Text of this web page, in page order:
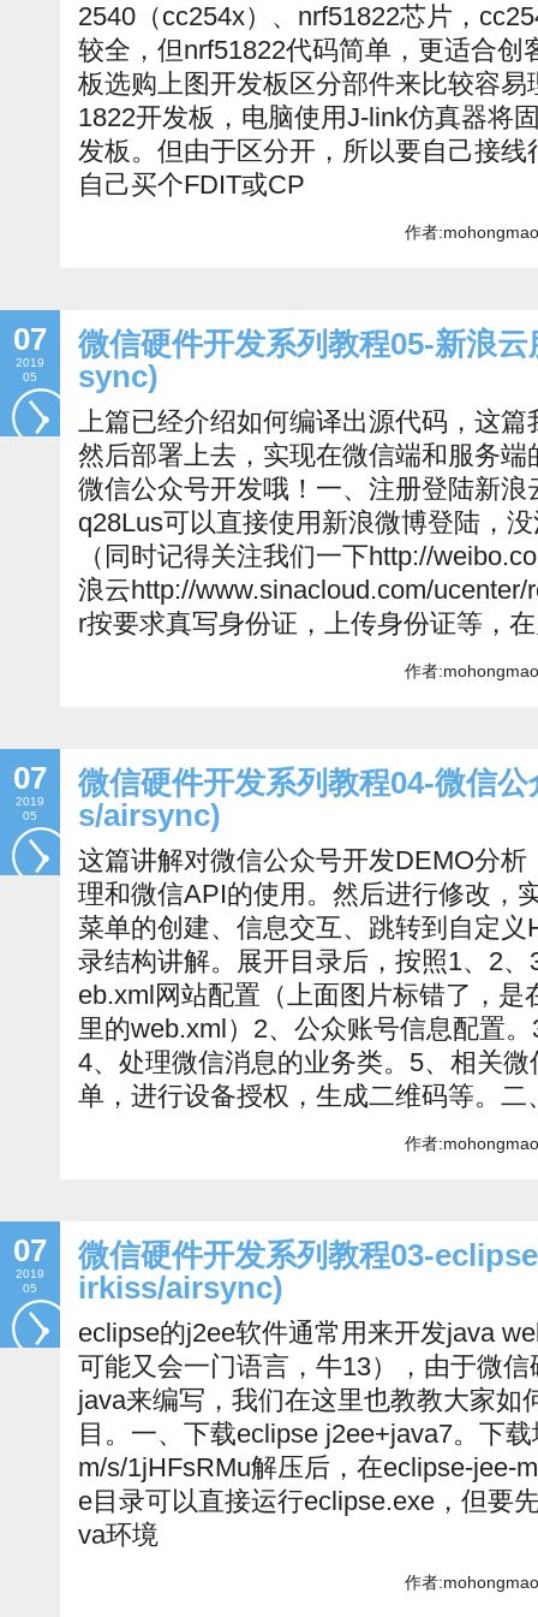
2540（cc254x）、nrf51822芯片，
较全，但nrf51822代码简单，更适合创
板选购上图开发板区分部件来比较容
1822开发板，电脑使用J-link仿真器将
发板。但由于区分开，所以要自己接
自己买个FDIT或CP
作者
07
2019
05
微信硬件开发系列教程05-新浪
sync)
上篇已经介绍如何编译出源代码，这
然后部署上去，实现在微信端和服务
微信公众号开发哦！一、注册登陆新
q28Lus可以直接使用新浪微博登陆，
（同时记得关注我们一下http://
浪云http://www.sinacloud.com/
r按要求真写身份证，上传身份证等，
作者
07
2019
05
微信硬件开发系列教程04-微信
s/airsync)
这篇讲解对微信公众号开发DEMO分
理和微信API的使用。然后进行修改，
菜单的创建、信息交互、跳转到自定
录结构讲解。展开目录后，按照1、2
eb.xml网站配置（上面图片标错了，是
里的web.xml）2、公众账号信息配置
4、处理微信消息的业务类。5、相关
单，进行设备授权，生成二维码等。二
作者
07
2019
05
微信硬件开发系列教程03-
irkiss/airsync)
eclipse的j2ee软件通常用来开发java
可能又会一门语言，牛13），由于微
java来编写，我们在这里也教教大家如
目。一、下载eclipse j2ee+java7。下
m/s/1jHFsRMu解压后，在eclipse-jee-
e目录可以直接运行eclipse.exe，但要
va环境
作者